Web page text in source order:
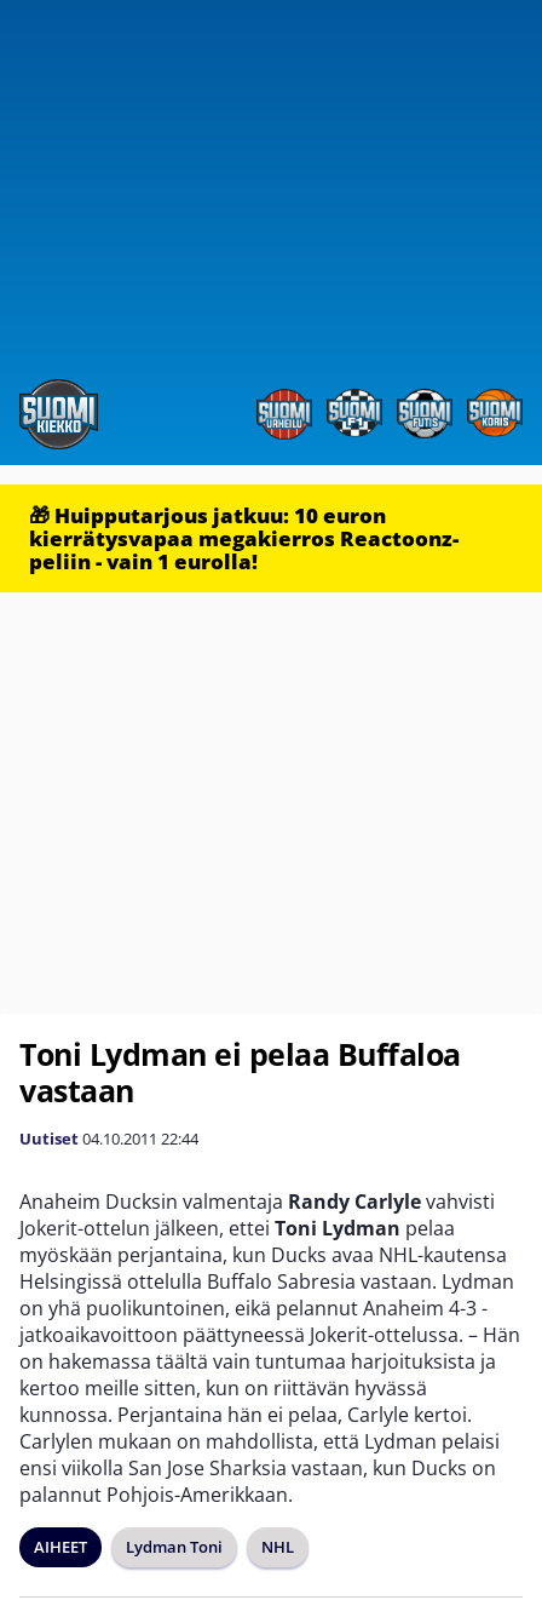
🎁 Huipputarjous jatkuu: 10 euron
kierrätysvapaa megakierros Reactoonz-
peliin - vain 1 eurolla!
Toni Lydman ei pelaa Buffaloa
vastaan
Uutiset04.10.2011 22:44
Anaheim Ducksin valmentaja Randy Carlylevahvisti
Jokerit-ottelun jälkeen, ettei Toni Lydman pelaa
myöskään perjantaina, kun Ducks avaa NHL-kautensa
Helsingissä ottelulla Buffalo Sabresia vastaan. Lydman
on yhä puolikuntoinen, eikä pelannut Anaheim 4-3 -
jatkoaikavoittoon päättyneessä Jokerit-ottelussa. – Hän
on hakemassa täältä vain tuntumaa harjoituksista ja
kertoo meille sitten, kun on riittävän hyvässä
kunnossa. Perjantaina hän ei pelaa, Carlyle kertoi.
Carlylen mukaan on mahdollista, että Lydman pelaisi
ensi viikolla San Jose Sharksia vastaan, kun Ducks on
palannut Pohjois-Amerikkaan.
AIHEET Lydman Toni NHL